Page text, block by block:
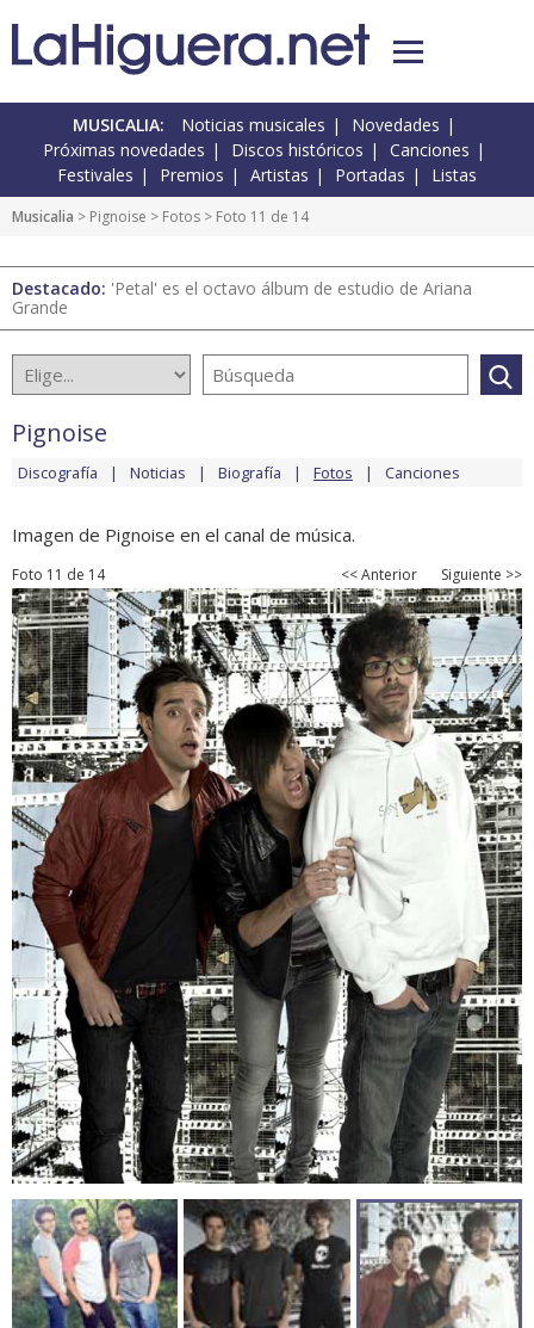
MUSICALIA: Noticias musicales
Novedades
Próximas novedades
Discos históricos
Canciones
Festivales
Premios Artistas Portadas Listas
Musicalia > Pignoise > Fotos > Foto 11 de 14
Destacado: 'Petal' es el octavo álbum de estudio de Ariana
Grande
Pignoise
Discografía Noticias Biografía Fotos Canciones
Imagen de Pignoise en el canal de música.
Foto 11 de 14 << Anterior Siguiente >>